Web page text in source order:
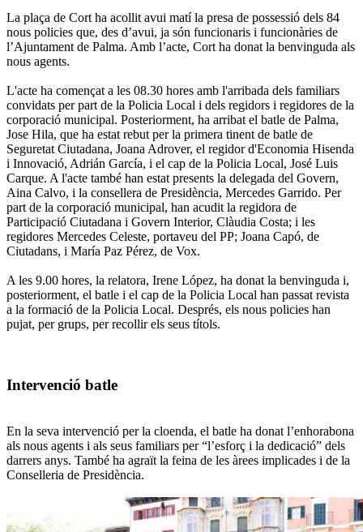
La plaça de Cort ha acollit avui matí la presa de possessió dels 84
nous policies que, des d’avui, ja són funcionaris i funcionàries de
l’Ajuntament de Palma. Amb l’acte, Cort ha donat la benvinguda als
nous agents.
L'acte ha començat a les 08.30 hores amb l'arribada dels familiars
convidats per part de la Policia Local i dels regidors i regidores de la
corporació municipal. Posteriorment, ha arribat el batle de Palma,
Jose Hila, que ha estat rebut per la primera tinent de batle de
Seguretat Ciutadana, Joana Adrover, el regidor d'Economia Hisenda
i Innovació, Adrián García, i el cap de la Policia Local, José Luis
Carque. A l'acte també han estat presents la delegada del Govern,
Aina Calvo, i la consellera de Presidència, Mercedes Garrido. Per
part de la corporació municipal, han acudit la regidora de
Participació Ciutadana i Govern Interior, Clàudia Costa; i les
regidores Mercedes Celeste, portaveu del PP; Joana Capó, de
Ciutadans, i María Paz Pérez, de Vox.
A les 9.00 hores, la relatora, Irene López, ha donat la benvinguda i,
posteriorment, el batle i el cap de la Policia Local han passat revista
a la formació de la Policia Local. Després, els nous policies han
pujat, per grups, per recollir els seus títols.
Intervenció batle
En la seva intervenció per la cloenda, el batle ha donat l’enhorabona
als nous agents i als seus familiars per “l’esforç i la dedicació” dels
darrers anys. També ha agraït la feina de les àrees implicades i de la
Conselleria de Presidència.